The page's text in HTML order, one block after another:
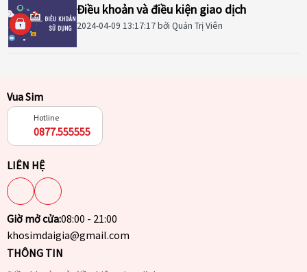
Điều khoản và điều kiện giao dịch
2024-04-09 13:17:17bởi Quản Trị Viên
Vua Sim
Hotline
0877.555555
LIÊN HỆ
Giờ mở cửa:08:00 - 21:00
khosimdaigia@gmail.com
THÔNG TIN